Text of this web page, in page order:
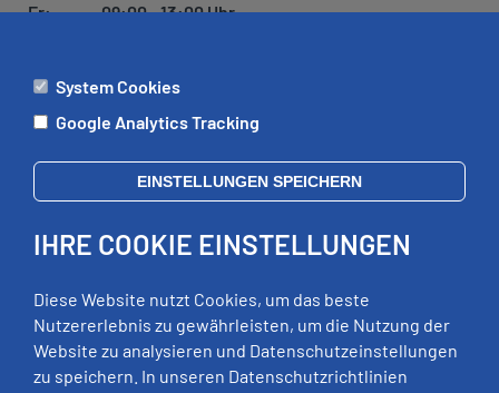
Fr:
09:00 - 13:00 Uhr
ÄMTER
Di:
09:00 - 12:00 Uhr, 13:00 - 18:00 Uhr
Mi:
geschlossen
Fr:
09:00 - 12:00 Uhr
RECHTLICHES
System Cookies
Google Analytics Tracking
EINSTELLUNGEN SPEICHERN
IHRE COOKIE EINSTELLUNGEN
Diese Website nutzt Cookies, um das beste
Nutzererlebnis zu gewährleisten, um die Nutzung der
Website zu analysieren und Datenschutzeinstellungen
zu speichern. In unseren Datenschutzrichtlinien